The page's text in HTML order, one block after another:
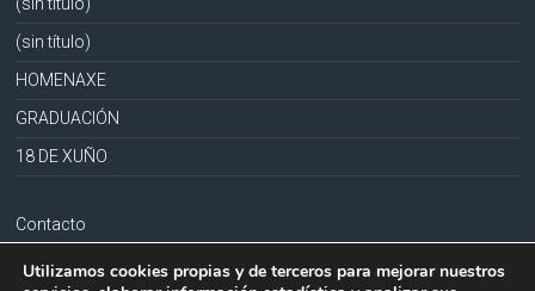
(sin título)
(sin título)
HOMENAXE
GRADUACIÓN
18 DE XUÑO
Contacto
Aviso legal
Utilizamos cookies propias y de terceros para mejorar nuestros